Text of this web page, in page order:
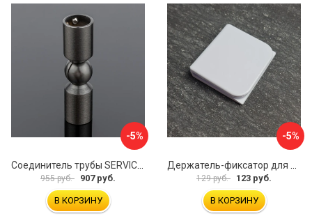
-5%
955 руб. 907 руб.
В КОРЗИНУ
-5%
129 руб. 123 руб.
В КОРЗИНУ